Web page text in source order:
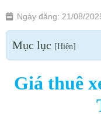
Ngày đăng: 21/08/
Mục lục [Hiện]
Giá thuê